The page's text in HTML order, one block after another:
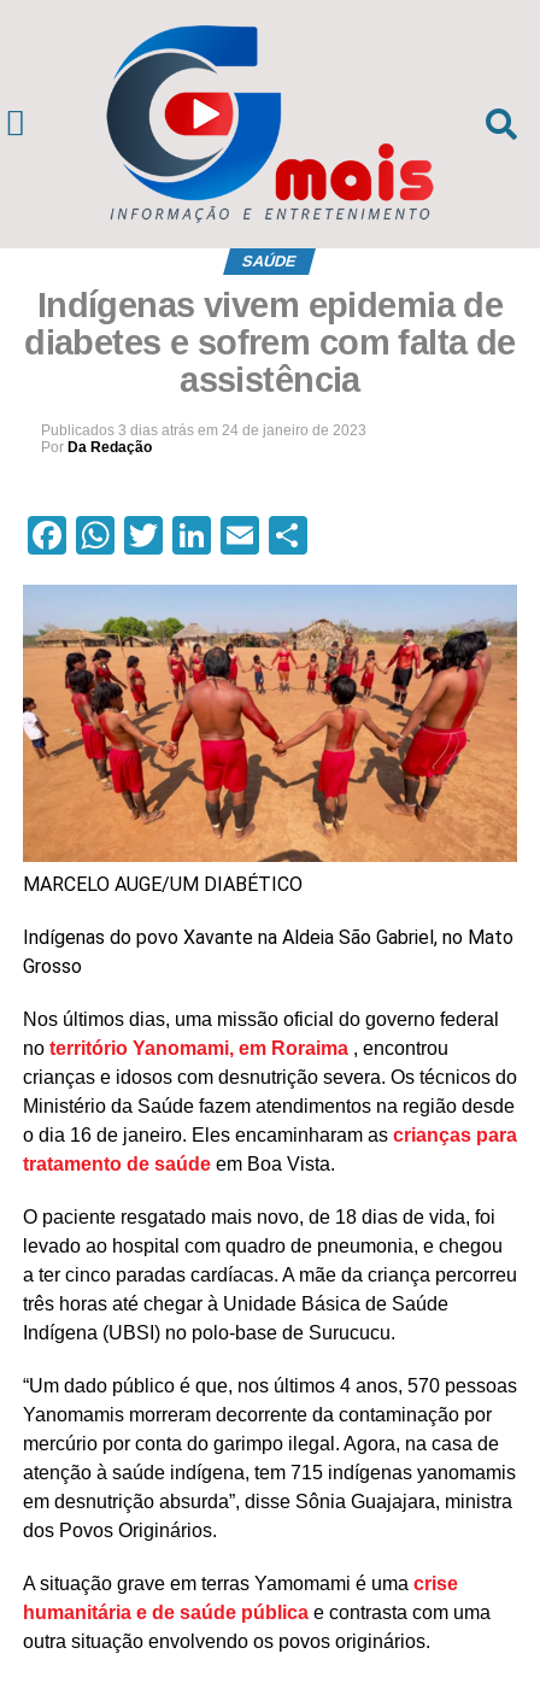
SAÚDE
Indígenas vivem epidemia de
diabetes e sofrem com falta de
assistência
Publicados 3 dias atrás em 24 de janeiro de 2023
Por Da Redação
Facebook
WhatsApp
Twitter
LinkedIn
EmailCompartilhar
MARCELO AUGE/UM DIABÉTICO
Indígenas do povo Xavante na Aldeia São Gabriel, no Mato
Grosso
Nos últimos dias, uma missão oficial do governo federal
no território Yanomami, em Roraima, encontrou
crianças e idosos com desnutrição severa. Os técnicos do
Ministério da Saúde fazem atendimentos na região desde
o dia 16 de janeiro. Eles encaminharam as crianças para
tratamento de saúdeem Boa Vista.
O paciente resgatado mais novo, de 18 dias de vida, foi
levado ao hospital com quadro de pneumonia, e chegou
a ter cinco paradas cardíacas. A mãe da criança percorreu
três horas até chegar à Unidade Básica de Saúde
Indígena (UBSI) no polo-base de Surucucu.
“Um dado público é que, nos últimos 4 anos, 570 pessoas
Yanomamis morreram decorrente da contaminação por
mercúrio por conta do garimpo ilegal. Agora, na casa de
atenção à saúde indígena, tem 715 indígenas yanomamis
em desnutrição absurda”, disse Sônia Guajajara, ministra
dos Povos Originários.
A situação grave em terras Yamomami é uma crise
humanitária e de saúde públicae contrasta com uma
outra situação envolvendo os povos originários.